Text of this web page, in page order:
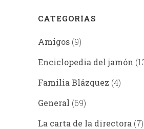
CATEGORÍAS
Amigos (9)
Enciclopedia del jamón
Familia Blázquez (4)
General (69)
La carta de la directora (7)